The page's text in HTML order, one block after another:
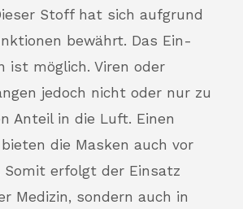
Stoff hat sich aufgrund
bewährt. Das Ein-
ist möglich. Viren oder
jedoch nicht oder nur zu
Anteil in die Luft. Einen
die Masken auch vor
Somit erfolgt der Einsatz
Medizin, sondern auch in